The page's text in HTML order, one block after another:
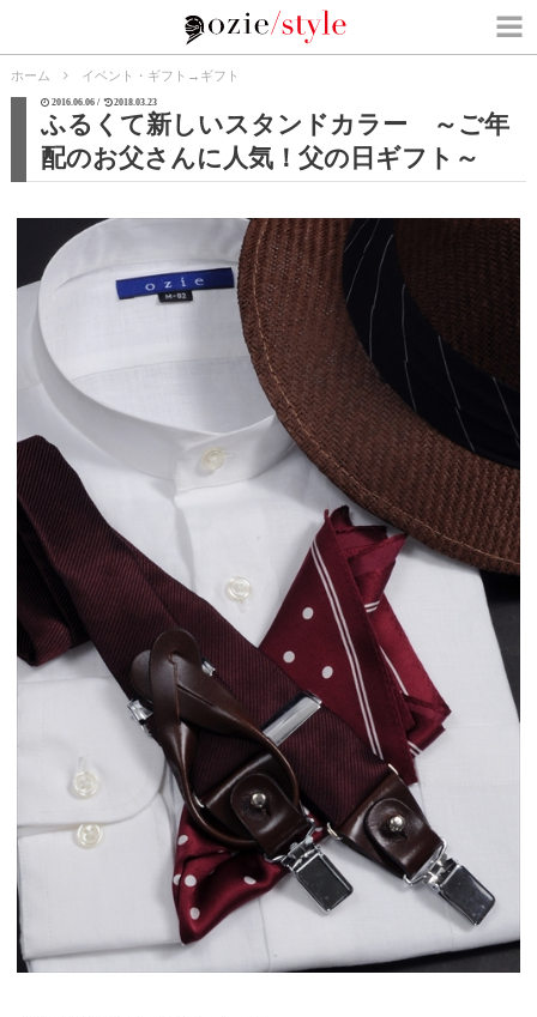
ホーム イベント・ギフト → ギフト
2016.06.06 / 2018.03.23
ふるくて新しいスタンドカラー ～ご年
配のお父さんに人気！父の日ギフト～